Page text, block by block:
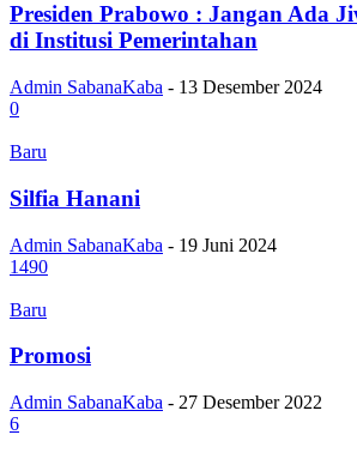
Presiden Prabowo : Jangan Ada
di Institusi Pemerintahan
Admin SabanaKaba - 13 Desember 2024
0
Baru
Silfia Hanani
Admin SabanaKaba - 19 Juni 2024
1490
Baru
Promosi
Admin SabanaKaba - 27 Desember 2022
6